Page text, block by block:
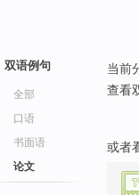
双语例句
全部
口语
书面语
论文
当前
查看
或者